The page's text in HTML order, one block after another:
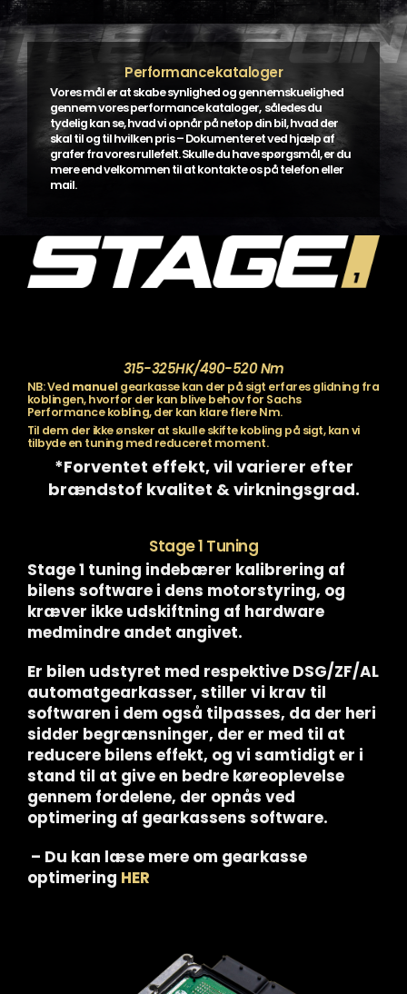
Performancekataloger
Vores mål er at skabe synlighed og gennemskuelighed
gennem vores performance kataloger, således du
tydelig kan se, hvad vi opnår på netop din bil, hvad der
skal til og til hvilken pris – Dokumenteret ved hjælp af
grafer fra vores rullefelt. Skulle du have spørgsmål, er du
mere end velkommen til at kontakte os på telefon eller
mail.
315-325HK/490-520 Nm
NB: Ved manuelgearkasse kan der på sigt erfares glidning fra
koblingen, hvorfor der kan blive behov for Sachs
Performance kobling, der kan klare flere Nm.
Til dem der ikke ønsker at skulle skifte kobling på sigt, kan vi
tilbyde en tuning med reduceret moment.
*Forventet effekt, vil varierer efter
brændstof kvalitet & virkningsgrad.
Stage 1 Tuning
Stage 1 tuning indebærer kalibrering af
bilens software i dens motorstyring, og
kræver ikke udskiftning af hardware
medmindre andet angivet.
Er bilen udstyret med respektive DSG/ZF/AL
automatgearkasser, stiller vi krav til
softwaren i dem også tilpasses, da der heri
sidder begrænsninger, der er med til at
reducere bilens effekt, og vi samtidigt er i
stand til at give en bedre køreoplevelse
gennem fordelene, der opnås ved
optimering af gearkassens software.
– Du kan læse mere om gearkasse
optimering HER